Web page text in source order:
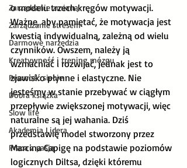
Zarządzanie zmianą
Zarządzanie stresem
Darmowe narzędzia
Kreatywność i trening mózgu
Pewność siebie
Dobra książka
Slow life
Akademia Lidera
Praca z pasją
o modelu trzech kręgów motywacji.
Ważne, aby pamiętać, że motywacja jest
kwestią indywidualną, zależną od wielu
czynników. Owszem, należy ją
wzmacniać i rozwijać, jednak jest to
zjawisko płynne i elastyczne. Nie
jesteśmy w stanie przebywać w ciągłym
przepływie zwiększonej motywacji, więc
naturalne są jej wahania. Dziś
przedstawię model stworzony przez
Marcina Capigę na podstawie poziomów
logicznych Diltsa, dzięki któremu